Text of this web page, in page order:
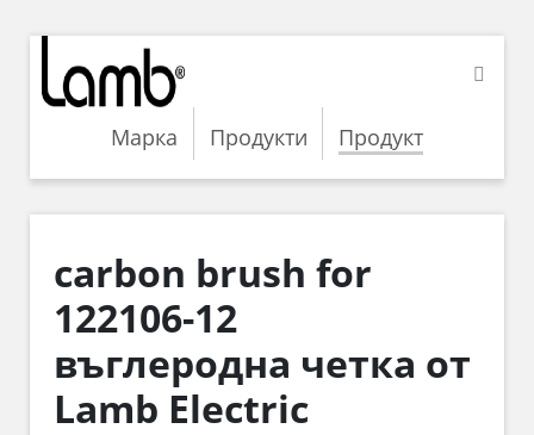
Марка Продукти Продукт
carbon brush for
122106-12
въглеродна четка от
Lamb Electric